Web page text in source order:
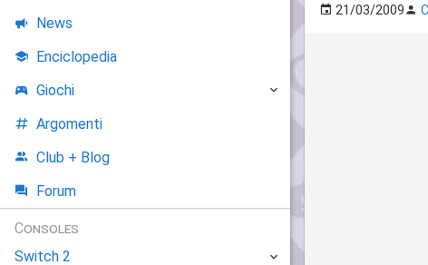
21/03/2009
News
Enciclopedia
Giochi
Argomenti
Club + Blog
Forum
Consoles
Switch 2